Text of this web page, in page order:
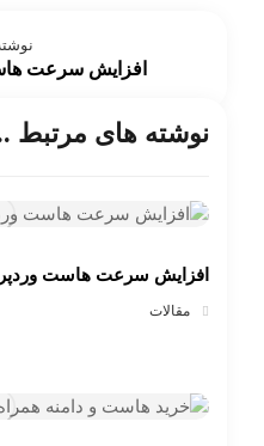
افزایش سرعت
نوشته های مرتبط
افزایش سرعت هاست
مقالات